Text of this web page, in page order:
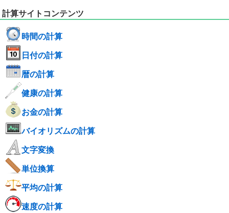
計算サイトコンテンツ
時間の計算
日付の計算
暦の計算
健康の計算
お金の計算
バイオリズムの計算
文字変換
単位換算
平均の計算
速度の計算